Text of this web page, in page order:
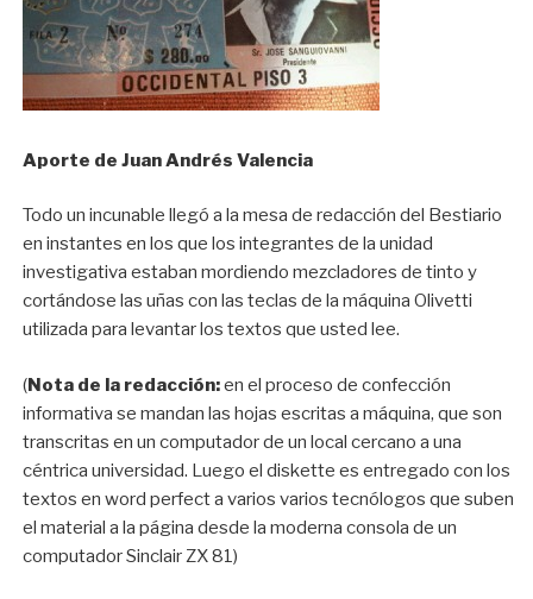
Aporte de Juan Andrés Valencia
Todo un incunable llegó a la mesa de redacción del Bestiario
en instantes en los que los integrantes de la unidad
investigativa estaban mordiendo mezcladores de tinto y
cortándose las uñas con las teclas de la máquina Olivetti
utilizada para levantar los textos que usted lee.
(Nota de la redacción:en el proceso de confección
informativa se mandan las hojas escritas a máquina, que son
transcritas en un computador de un local cercano a una
céntrica universidad. Luego el diskette es entregado con los
textos en word perfect a varios varios tecnólogos que suben
el material a la página desde la moderna consola de un
computador Sinclair ZX 81)